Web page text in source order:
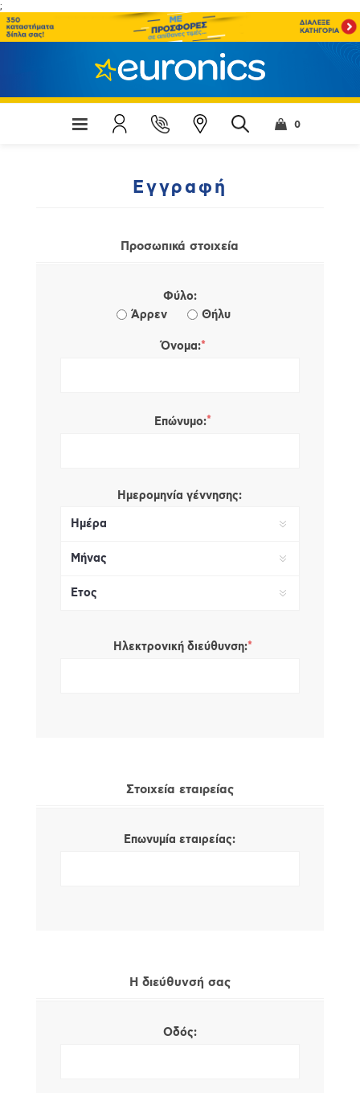
;
0
Εγγραφή
Προσωπικά στοιχεία
Φύλο:
Άρρεν
Θήλυ
Όνομα:*
Επώνυμο:*
Ημερομηνία γέννησης:
Ηλεκτρονική διεύθυνση:*
Στοιχεία εταιρείας
Επωνυμία εταιρείας:
Η διεύθυνσή σας
Οδός: